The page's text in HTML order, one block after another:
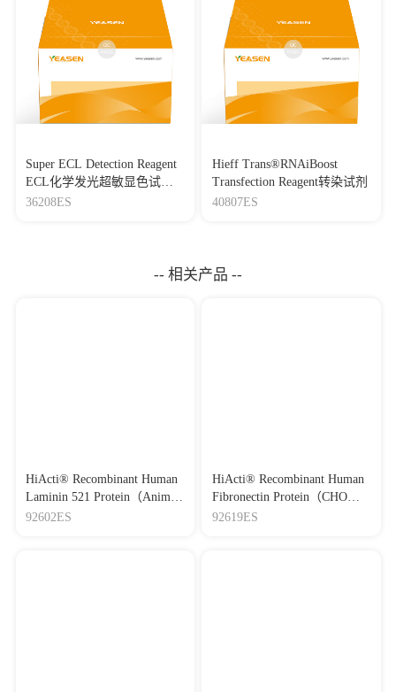
Super ECL Detection Reagent
ECL化学发光超敏显色试剂
盒
36208ES
Hieff Trans®RNAiBoost
Transfection Reagent转染试剂
40807ES
-- 相关产品 --
HiActi® Recombinant Human
Laminin 521 Protein（Animal-
Free）重组人层粘连蛋
92602ES
HiActi® Recombinant Human
Fibronectin Protein（CHO）
YSNectin重组人纤维连接蛋
92619ES